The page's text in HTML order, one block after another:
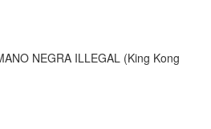
NEGRA ILLEGAL (King Kong